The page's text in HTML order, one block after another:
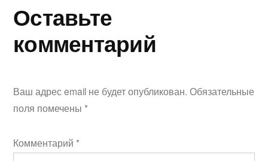
Оставьте
комментарий
Ваш адрес email не будет опубликован. Обязательные
поля помечены *
Комментарий *